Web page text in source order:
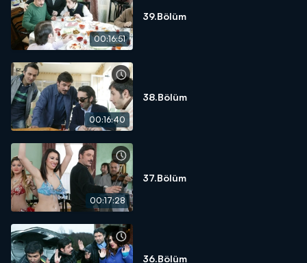
00:16:51
39.Bölüm
00:16:40
38.Bölüm
00:17:28
37.Bölüm
36.Bölüm